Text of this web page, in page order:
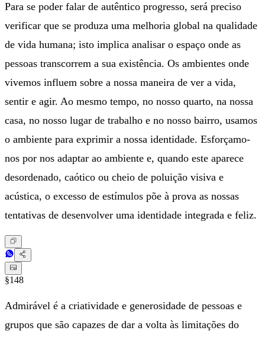
Para se poder falar de autêntico progresso, será preciso
verificar que se produza uma melhoria global na qualidade
de vida humana; isto implica analisar o espaço onde as
pessoas transcorrem a sua existência. Os ambientes onde
vivemos influem sobre a nossa maneira de ver a vida,
sentir e agir. Ao mesmo tempo, no nosso quarto, na nossa
casa, no nosso lugar de trabalho e no nosso bairro, usamos
o ambiente para exprimir a nossa identidade. Esforçamo-
nos por nos adaptar ao ambiente e, quando este aparece
desordenado, caótico ou cheio de poluição visiva e
acústica, o excesso de estímulos põe à prova as nossas
tentativas de desenvolver uma identidade integrada e feliz.
§148
Admirável é a criatividade e generosidade de pessoas e
grupos que são capazes de dar a volta às limitações do